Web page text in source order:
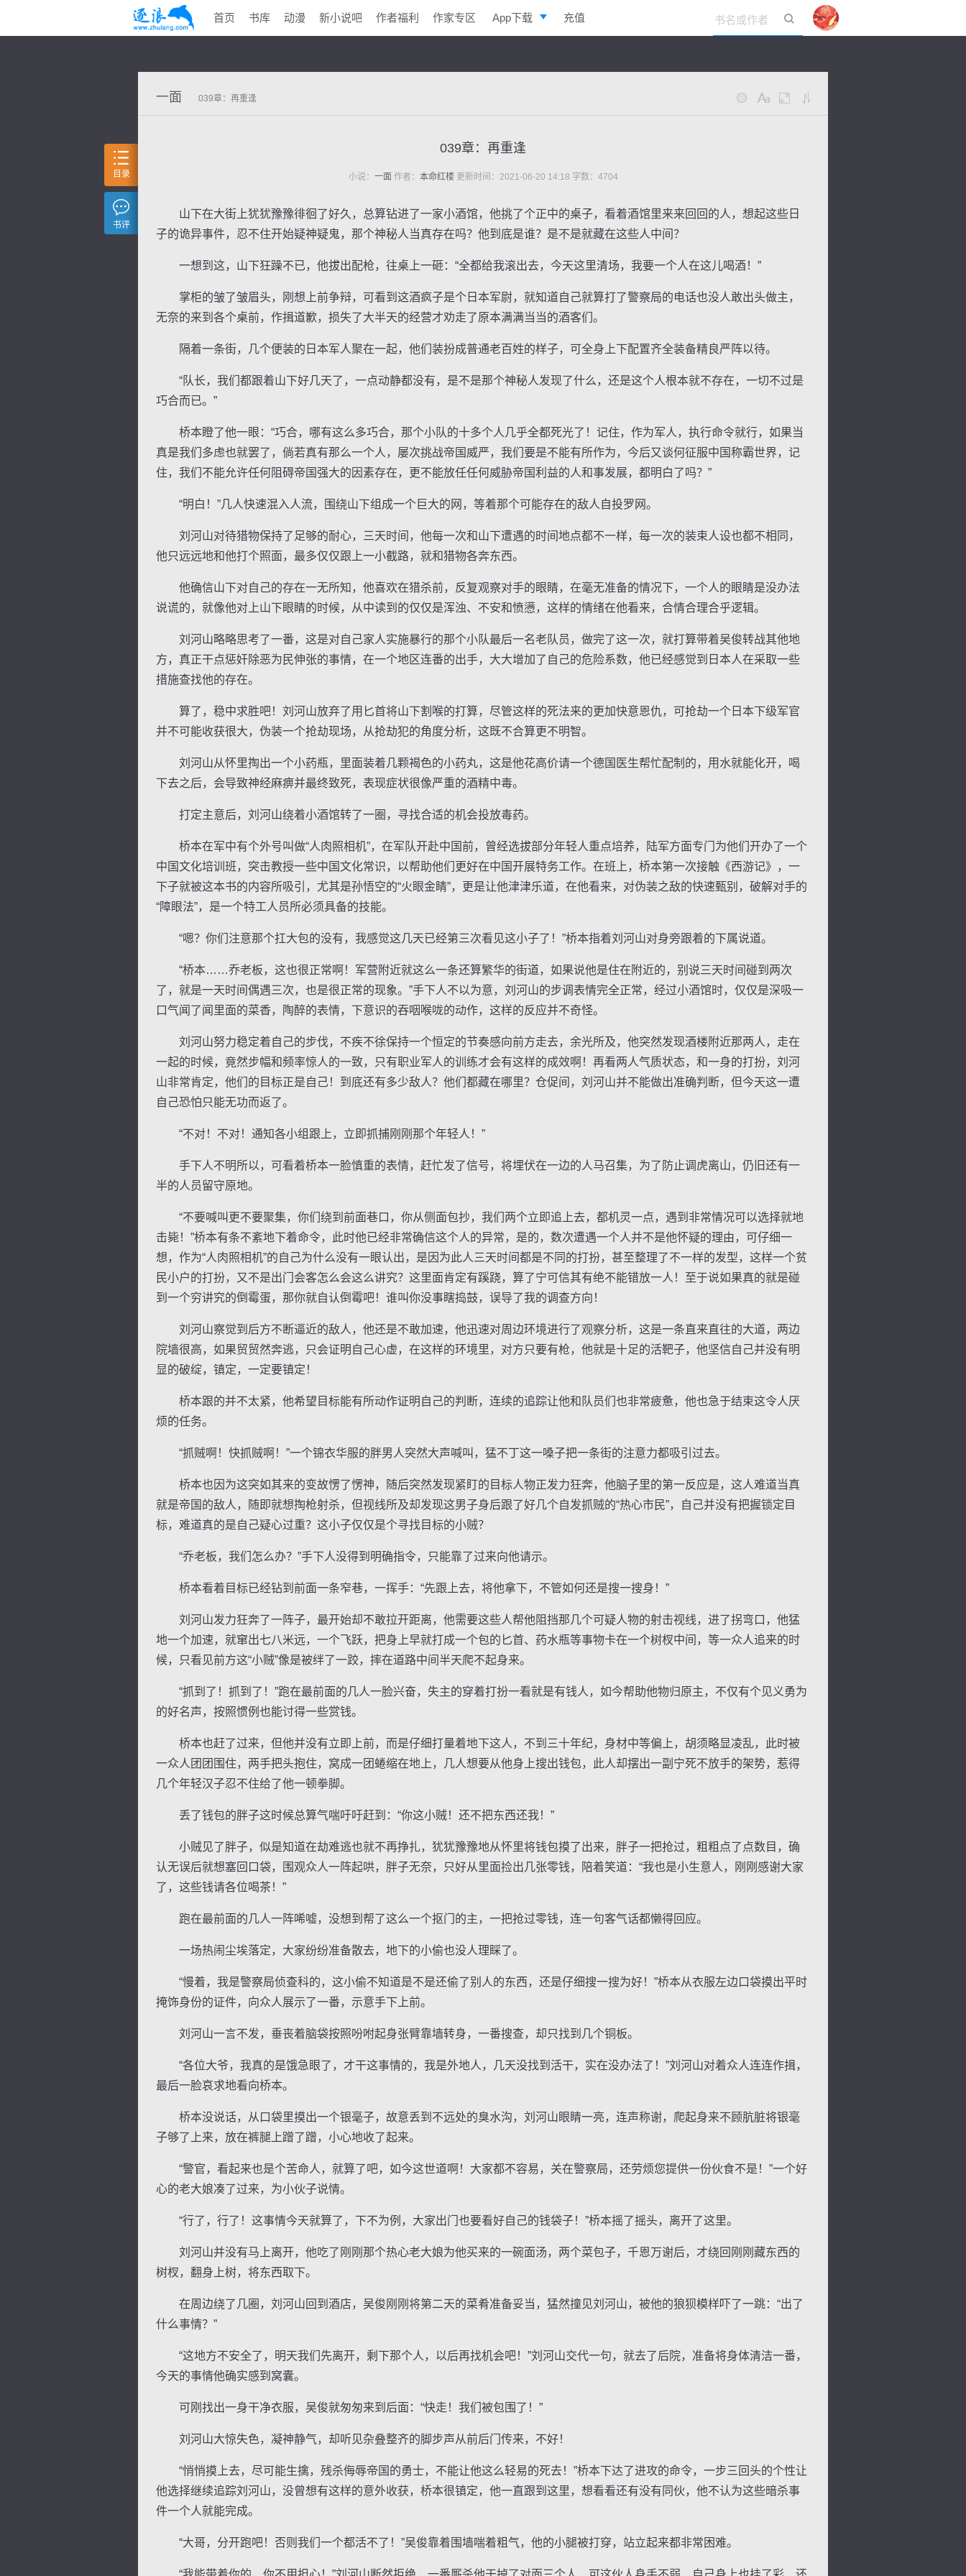
首页 书库 动漫 新小说吧 作者福利 作家专区 App下载 充值
一面 039章：再重逢
色
039章：再重逢
小说： 一面 作者： 本命红楼更新时间：2021-06-20 14:18 字数：4704
山下在大街上犹犹豫豫徘徊了好久，总算钻进了一家小酒馆，他挑了个正中的桌子，看着酒馆里来来回回的人，想起这些日
子的诡异事件，忍不住开始疑神疑鬼，那个神秘人当真存在吗？他到底是谁？是不是就藏在这些人中间？
一想到这，山下狂躁不已，他拔出配枪，往桌上一砸：“全都给我滚出去，今天这里清场，我要一个人在这儿喝酒！”
掌柜的皱了皱眉头，刚想上前争辩，可看到这酒疯子是个日本军尉，就知道自己就算打了警察局的电话也没人敢出头做主，
无奈的来到各个桌前，作揖道歉，损失了大半天的经营才劝走了原本满满当当的酒客们。
隔着一条街，几个便装的日本军人聚在一起，他们装扮成普通老百姓的样子，可全身上下配置齐全装备精良严阵以待。
“队长，我们都跟着山下好几天了，一点动静都没有，是不是那个神秘人发现了什么，还是这个人根本就不存在，一切不过是
巧合而已。”
桥本瞪了他一眼：“巧合，哪有这么多巧合，那个小队的十多个人几乎全都死光了！记住，作为军人，执行命令就行，如果当
真是我们多虑也就罢了，倘若真有那么一个人，屡次挑战帝国威严，我们要是不能有所作为，今后又谈何征服中国称霸世界，记
住，我们不能允许任何阻碍帝国强大的因素存在，更不能放任任何威胁帝国利益的人和事发展，都明白了吗？”
“明白！”几人快速混入人流，围绕山下组成一个巨大的网，等着那个可能存在的敌人自投罗网。
刘河山对待猎物保持了足够的耐心，三天时间，他每一次和山下遭遇的时间地点都不一样，每一次的装束人设也都不相同，
他只远远地和他打个照面，最多仅仅跟上一小截路，就和猎物各奔东西。
他确信山下对自己的存在一无所知，他喜欢在猎杀前，反复观察对手的眼睛，在毫无准备的情况下，一个人的眼睛是没办法
说谎的，就像他对上山下眼睛的时候，从中读到的仅仅是浑浊、不安和愤懑，这样的情绪在他看来，合情合理合乎逻辑。
刘河山略略思考了一番，这是对自己家人实施暴行的那个小队最后一名老队员，做完了这一次，就打算带着吴俊转战其他地
方，真正干点惩奸除恶为民伸张的事情，在一个地区连番的出手，大大增加了自己的危险系数，他已经感觉到日本人在采取一些
措施查找他的存在。
算了，稳中求胜吧！刘河山放弃了用匕首将山下割喉的打算，尽管这样的死法来的更加快意恩仇，可抢劫一个日本下级军官
并不可能收获很大，伪装一个抢劫现场，从抢劫犯的角度分析，这既不合算更不明智。
刘河山从怀里掏出一个小药瓶，里面装着几颗褐色的小药丸，这是他花高价请一个德国医生帮忙配制的，用水就能化开，喝
下去之后，会导致神经麻痹并最终致死，表现症状很像严重的酒精中毒。
打定主意后，刘河山绕着小酒馆转了一圈，寻找合适的机会投放毒药。
桥本在军中有个外号叫做“人肉照相机”，在军队开赴中国前，曾经选拔部分年轻人重点培养，陆军方面专门为他们开办了一个
中国文化培训班，突击教授一些中国文化常识，以帮助他们更好在中国开展特务工作。在班上，桥本第一次接触《西游记》，一
下子就被这本书的内容所吸引，尤其是孙悟空的“火眼金睛”，更是让他津津乐道，在他看来，对伪装之敌的快速甄别，破解对手的
“障眼法”，是一个特工人员所必须具备的技能。
“嗯？你们注意那个扛大包的没有，我感觉这几天已经第三次看见这小子了！”桥本指着刘河山对身旁跟着的下属说道。
“桥本……乔老板，这也很正常啊！军营附近就这么一条还算繁华的街道，如果说他是住在附近的，别说三天时间碰到两次
了，就是一天时间偶遇三次，也是很正常的现象。”手下人不以为意，刘河山的步调表情完全正常，经过小酒馆时，仅仅是深吸一
口气闻了闻里面的菜香，陶醉的表情，下意识的吞咽喉咙的动作，这样的反应并不奇怪。
刘河山努力稳定着自己的步伐，不疾不徐保持一个恒定的节奏感向前方走去，余光所及，他突然发现酒楼附近那两人，走在
一起的时候，竟然步幅和频率惊人的一致，只有职业军人的训练才会有这样的成效啊！再看两人气质状态，和一身的打扮，刘河
山非常肯定，他们的目标正是自己！到底还有多少敌人？他们都藏在哪里？仓促间，刘河山并不能做出准确判断，但今天这一遭
自己恐怕只能无功而返了。
“不对！不对！通知各小组跟上，立即抓捕刚刚那个年轻人！”
手下人不明所以，可看着桥本一脸慎重的表情，赶忙发了信号，将埋伏在一边的人马召集，为了防止调虎离山，仍旧还有一
半的人员留守原地。
“不要喊叫更不要聚集，你们绕到前面巷口，你从侧面包抄，我们两个立即追上去，都机灵一点，遇到非常情况可以选择就地
击毙！”桥本有条不紊地下着命令，此时他已经非常确信这个人的异常，是的，数次遭遇一个人并不是他怀疑的理由，可仔细一
想，作为“人肉照相机”的自己为什么没有一眼认出，是因为此人三天时间都是不同的打扮，甚至整理了不一样的发型，这样一个贫
民小户的打扮，又不是出门会客怎么会这么讲究？这里面肯定有蹊跷，算了宁可信其有绝不能错放一人！至于说如果真的就是碰
到一个穷讲究的倒霉蛋，那你就自认倒霉吧！谁叫你没事瞎捣鼓，误导了我的调查方向！
刘河山察觉到后方不断逼近的敌人，他还是不敢加速，他迅速对周边环境进行了观察分析，这是一条直来直往的大道，两边
院墙很高，如果贸贸然奔逃，只会证明自己心虚，在这样的环境里，对方只要有枪，他就是十足的活靶子，他坚信自己并没有明
显的破绽，镇定，一定要镇定！
桥本跟的并不太紧，他希望目标能有所动作证明自己的判断，连续的追踪让他和队员们也非常疲惫，他也急于结束这令人厌
烦的任务。
“抓贼啊！快抓贼啊！”一个锦衣华服的胖男人突然大声喊叫，猛不丁这一嗓子把一条街的注意力都吸引过去。
桥本也因为这突如其来的变故愣了愣神，随后突然发现紧盯的目标人物正发力狂奔，他脑子里的第一反应是，这人难道当真
就是帝国的敌人，随即就想掏枪射杀，但视线所及却发现这男子身后跟了好几个自发抓贼的“热心市民”，自己并没有把握锁定目
标，难道真的是自己疑心过重？这小子仅仅是个寻找目标的小贼？
“乔老板，我们怎么办？”手下人没得到明确指令，只能靠了过来向他请示。
桥本看着目标已经钻到前面一条窄巷，一挥手：“先跟上去，将他拿下，不管如何还是搜一搜身！”
刘河山发力狂奔了一阵子，最开始却不敢拉开距离，他需要这些人帮他阻挡那几个可疑人物的射击视线，进了拐弯口，他猛
地一个加速，就窜出七八米远，一个飞跃，把身上早就打成一个包的匕首、药水瓶等事物卡在一个树杈中间，等一众人追来的时
候，只看见前方这“小贼”像是被绊了一跤，摔在道路中间半天爬不起身来。
“抓到了！抓到了！”跑在最前面的几人一脸兴奋，失主的穿着打扮一看就是有钱人，如今帮助他物归原主，不仅有个见义勇为
的好名声，按照惯例也能讨得一些赏钱。
桥本也赶了过来，但他并没有立即上前，而是仔细打量着地下这人，不到三十年纪，身材中等偏上，胡须略显凌乱，此时被
一众人团团围住，两手把头抱住，窝成一团蜷缩在地上，几人想要从他身上搜出钱包，此人却摆出一副宁死不放手的架势，惹得
几个年轻汉子忍不住给了他一顿拳脚。
丢了钱包的胖子这时候总算气喘吁吁赶到：“你这小贼！还不把东西还我！”
小贼见了胖子，似是知道在劫难逃也就不再挣扎，犹犹豫豫地从怀里将钱包摸了出来，胖子一把抢过，粗粗点了点数目，确
认无误后就想塞回口袋，围观众人一阵起哄，胖子无奈，只好从里面捡出几张零钱，陪着笑道：“我也是小生意人，刚刚感谢大家
了，这些钱请各位喝茶！”
跑在最前面的几人一阵唏嘘，没想到帮了这么一个抠门的主，一把抢过零钱，连一句客气话都懒得回应。
一场热闹尘埃落定，大家纷纷准备散去，地下的小偷也没人理睬了。
“慢着，我是警察局侦查科的，这小偷不知道是不是还偷了别人的东西，还是仔细搜一搜为好！”桥本从衣服左边口袋摸出平时
掩饰身份的证件，向众人展示了一番，示意手下上前。
刘河山一言不发，垂丧着脑袋按照吩咐起身张臂靠墙转身，一番搜查，却只找到几个铜板。
“各位大爷，我真的是饿急眼了，才干这事情的，我是外地人，几天没找到活干，实在没办法了！”刘河山对着众人连连作揖，
最后一脸哀求地看向桥本。
桥本没说话，从口袋里摸出一个银毫子，故意丢到不远处的臭水沟，刘河山眼睛一亮，连声称谢，爬起身来不顾肮脏将银毫
子够了上来，放在裤腿上蹭了蹭，小心地收了起来。
“警官，看起来也是个苦命人，就算了吧，如今这世道啊！大家都不容易，关在警察局，还劳烦您提供一份伙食不是！”一个好
心的老大娘凑了过来，为小伙子说情。
“行了，行了！这事情今天就算了，下不为例，大家出门也要看好自己的钱袋子！”桥本摇了摇头，离开了这里。
刘河山并没有马上离开，他吃了刚刚那个热心老大娘为他买来的一碗面汤，两个菜包子，千恩万谢后，才绕回刚刚藏东西的
树杈，翻身上树，将东西取下。
在周边绕了几圈，刘河山回到酒店，吴俊刚刚将第二天的菜肴准备妥当，猛然撞见刘河山，被他的狼狈模样吓了一跳：“出了
什么事情？”
“这地方不安全了，明天我们先离开，剩下那个人，以后再找机会吧！”刘河山交代一句，就去了后院，准备将身体清洁一番，
今天的事情他确实感到窝囊。
可刚找出一身干净衣服，吴俊就匆匆来到后面：“快走！我们被包围了！”
刘河山大惊失色，凝神静气，却听见杂叠整齐的脚步声从前后门传来，不好！
“悄悄摸上去，尽可能生擒，残杀侮辱帝国的勇士，不能让他这么轻易的死去！”桥本下达了进攻的命令，一步三回头的个性让
他选择继续追踪刘河山，没曾想有这样的意外收获，桥本很镇定，他一直跟到这里，想看看还有没有同伙，他不认为这些暗杀事
件一个人就能完成。
“大哥，分开跑吧！否则我们一个都活不了！”吴俊靠着围墙喘着粗气，他的小腿被打穿，站立起来都非常困难。
目录
书评